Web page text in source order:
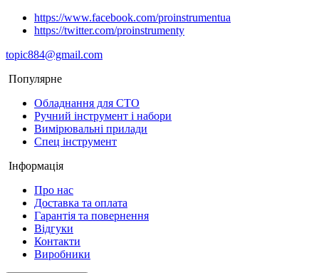
https://www.facebook.com/proinstrumentua
https://twitter.com/proinstrumenty
topic884@gmail.com
Популярне
Обладнання для СТО
Ручний інструмент і набори
Вимірювальні прилади
Спец інструмент
Інформація
Про нас
Доставка та оплата
Гарантія та повернення
Відгуки
Контакти
Виробники